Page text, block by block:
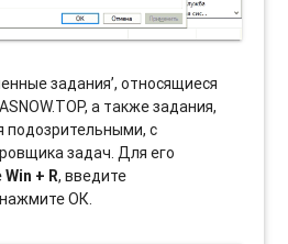
задания’, относящиеся
а также задания,
подозрительными, с
задач. Для его
Win + R, введите
ОК.